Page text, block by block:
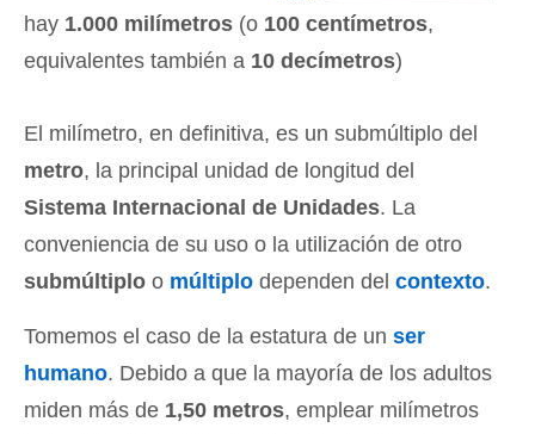
hay 1.000 milímetros (o 100 centímetros,
equivalentes también a 10 decímetros)
El milímetro, en definitiva, es un submúltiplo del
metro, la principal unidad de longitud del
Sistema Internacional de Unidades. La
conveniencia de su uso o la utilización de otro
submúltiplo o múltiplo dependen del contexto.
Tomemos el caso de la estatura de un ser
humano. Debido a que la mayoría de los adultos
miden más de 1,50 metros, emplear milímetros